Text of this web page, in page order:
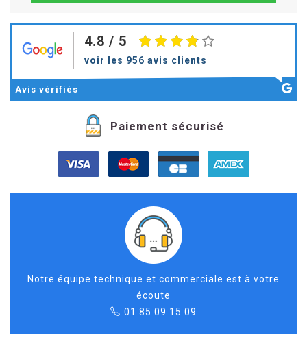
4.8 / 5
voir les 956 avis clients
Avis vérifiés
Paiement sécurisé
Notre équipe technique et commerciale est à votre
écoute
01 85 09 15 09